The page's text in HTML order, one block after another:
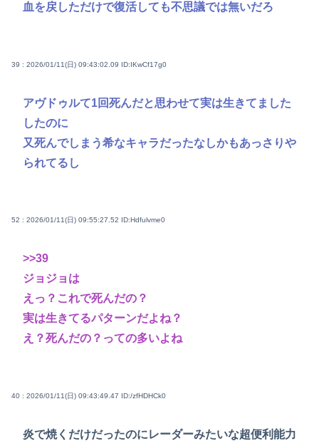
血を戻しただけで復活しても不思議では無いだろ
39 : 2026/01/11(日) 09:43:02.09 ID:IKwCf17g0
アヴドゥルて1回死んだと思わせて実は生きてました
したのに
又死んでしまう希なキャラだったなしかもあっさりや
られてるし
52 : 2026/01/11(日) 09:55:27.52 ID:Hdfulvme0
>>39
ジョジョは
えっ？これで死んだの？
実は生きてるパターンだよね？
え？死んだの？っての多いよね
40 : 2026/01/11(日) 09:43:49.47 ID:/zfHDHCk0
炎で焼くだけだったのにレーダーみたいな超便利能力